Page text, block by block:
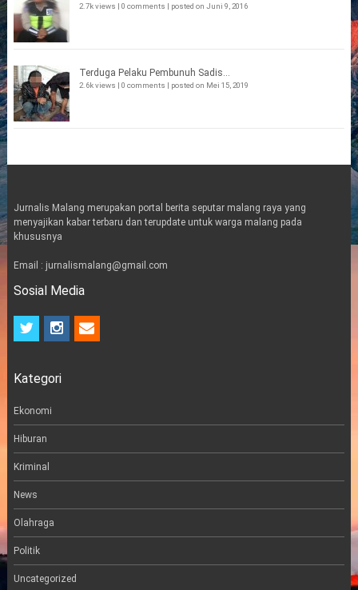
2.7k views | 0 comments | posted on Juni 9, 2016
Terduga Pelaku Pembunuh Sadis...
2.6k views | 0 comments | posted on Mei 15, 2019
Jurnalis Malang merupakan portal berita seputar malang raya yang
menyajikan kabar terbaru dan terupdate untuk warga malang pada
khususnya
Email : jurnalismalang@gmail.com
Sosial Media
t
t
r
i
n
a
e
m
Kategori
Ekonomi
Hiburan
Kriminal
News
Olahraga
Politik
Uncategorized